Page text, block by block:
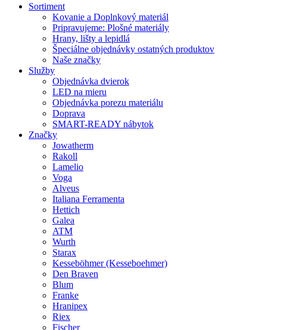
Sortiment
Kovanie a Doplnkový materiál
Pripravujeme: Plošné materiály
Hrany, lišty a lepidlá
Špeciálne objednávky ostatných produktov
Naše značky
Služby
Objednávka dvierok
LED na mieru
Objednávka porezu materiálu
Doprava
SMART-READY nábytok
Značky
Jowatherm
Rakoll
Lamelio
Voga
Alveus
Italiana Ferramenta
Hettich
Galea
ATM
Wurth
Starax
Kesseböhmer (Kesseboehmer)
Den Braven
Blum
Franke
Hranipex
Riex
Fischer